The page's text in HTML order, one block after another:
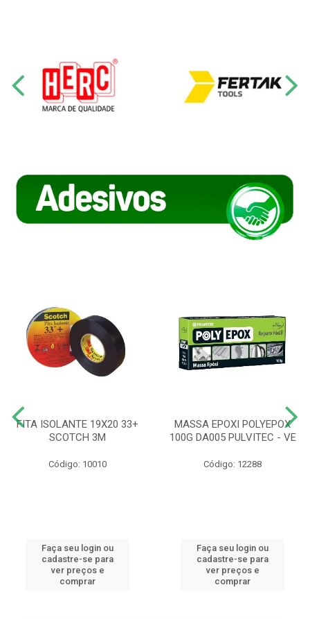
FITA ISOLANTE 19X20 33+
SCOTCH 3M
Código: 10010
Faça seu login ou
cadastre-se para
ver preços e
comprar
MASSA EPOXI POLYEPOX
100G DA005 PULVITEC - VE
Código: 12288
Faça seu login ou
cadastre-se para
ver preços e
comprar